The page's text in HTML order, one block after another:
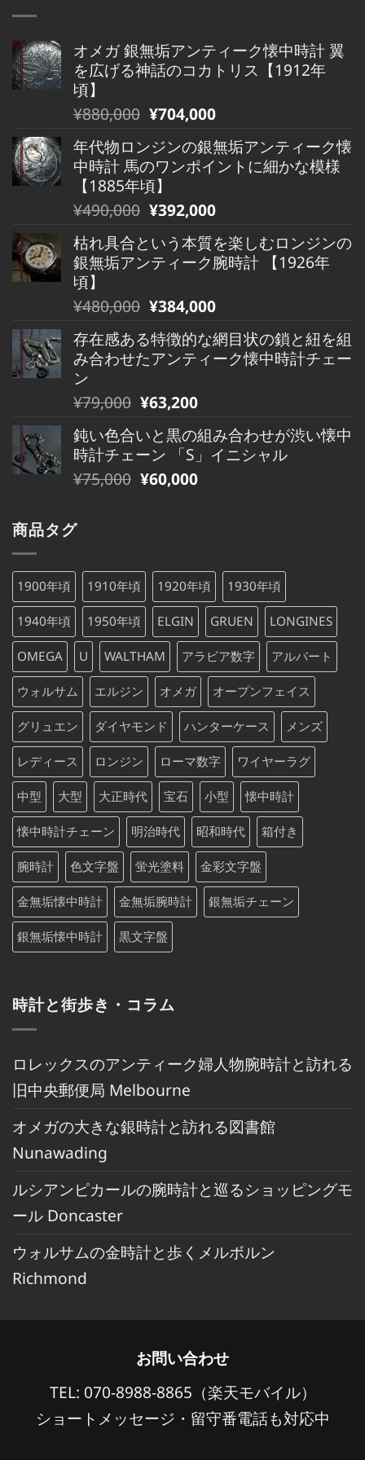
オメガ 銀無垢アンティーク懐中時計 翼
を広げる神話のコカトリス【1912年
頃】
元
価
格
は
¥880,000
で
し
た。
¥880,000 現
の
価
格
は
¥880,000
で
す。
¥704,000
年代物ロンジンの銀無垢アンティーク懐
中時計 馬のワンポイントに細かな模様
【1885年頃】
元
価
格
は
¥490,000
で
し
た。
¥490,000 現
の
価
は
¥490,000
で
す。
¥392,000
枯れ具合という本質を楽しむロンジンの
銀無垢アンティーク腕時計 【1926年
頃】
元
価
格
は
¥480,000
で
し
た。
¥480,000 現
の
価
は
¥480,000
で
す。
¥384,000
存在感ある特徴的な網目状の鎖と紐を組
み合わせたアンティーク懐中時計チェー
ン
元
価
格
は
で
¥79,000 現
の
価
格
¥63,200
鈍い色合いと黒の組み合わせが渋い懐中
時計チェーン 「S」イニシャル
元
価
¥75,000
で
た。
¥75,000 現
は
¥75,000
で
す。
¥60,000
商品タグ
1900年頃 1910年頃 1920年頃 1930年頃
1940年頃 1950年頃 ELGIN GRUEN LONGINES
OMEGA U WALTHAM アラビア数字 アルバート
ウォルサム エルジン オメガ オープンフェイス
グリュエン ダイヤモンド ハンターケース メンズ
レディース ロンジン ローマ数字 ワイヤーラグ
中型 大型 大正時代 宝石 小型 懐中時計
懐中時計チェーン 明治時代 昭和時代 箱付き
腕時計 色文字盤 蛍光塗料 金彩文字盤
金無垢懐中時計 金無垢腕時計 銀無垢チェーン
銀無垢懐中時計 黒文字盤
時計と街歩き・コラム
ロレックスのアンティーク婦人物腕時計と訪れる
旧中央郵便局 Melbourne
オメガの大きな銀時計と訪れる図書館
Nunawading
ルシアンピカールの腕時計と巡るショッピングモ
ール Doncaster
ウォルサムの金時計と歩くメルボルン
Richmond
お問い合わせ
TEL: 070-8988-8865（楽天モバイル）
ショートメッセージ・留守番電話も対応中